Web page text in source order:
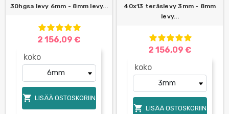
30hgsa levy 6mm - 8mm levy...
2 156,09 €
koko
 LISÄÄ OSTOSKORIIN
40x13 teräslevy 3mm - 8mm
levy...
2 156,09 €
koko
 LISÄÄ OSTOSKORIIN